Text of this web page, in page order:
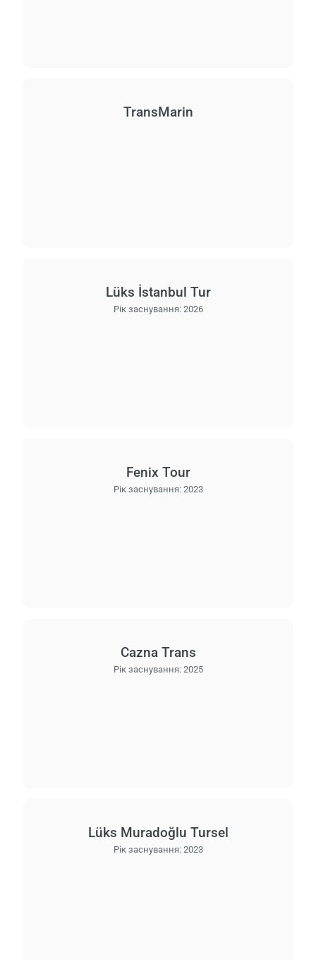
TransMarin
Lüks İstanbul Tur
Рік заснування: 2026
Fenix Tour
Рік заснування: 2023
Cazna Trans
Рік заснування: 2025
Lüks Muradoğlu Tursel
Рік заснування: 2023